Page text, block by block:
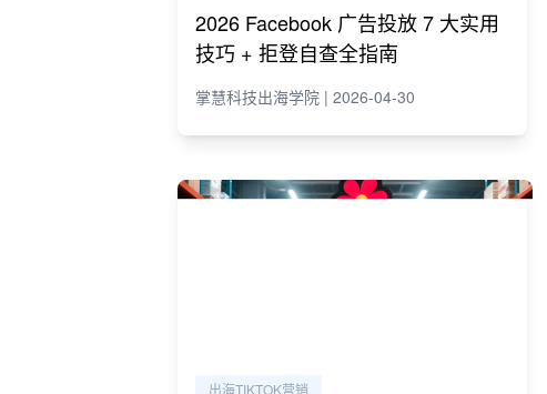
2026 Facebook 广告投放 7 大实用
技巧 + 拒登自查全指南
掌慧科技出海学院 | 2026-04-30
出海TIKTOK营销